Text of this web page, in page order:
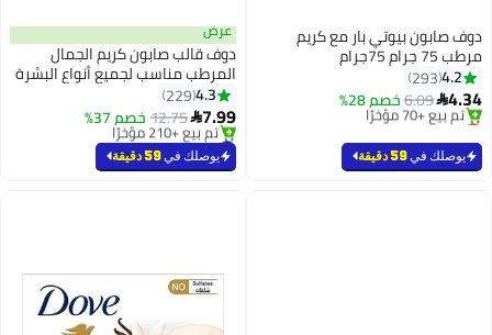
صابون بيوتي بار مع كريم
75جرام
4.2
293

6.09خصم 28%
أقل سعر في 7 يوم
توصيل مجاني
تم بيع +70 مؤخرًا
أقل سعر في 7 يوم
يوصلك في59 دقيقة
عرض
دوف قالب صابون كريم الجمال
المرطب مناسب لجميع أنواع البشرة
4.3
229
7.99
12.75خصم 37%
#49 في الصابون
توصيل مجاني
تم بيع +210 مؤخرًا
يوصلك في59 دقيقة